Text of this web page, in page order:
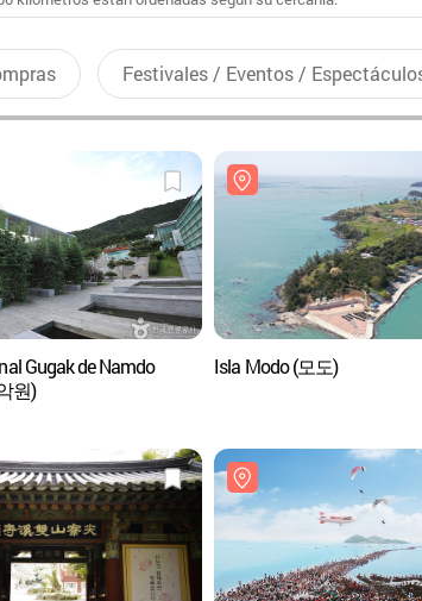
Festivales / Eventos /
Gugak de Namdo
원)
Isla Modo (모도)